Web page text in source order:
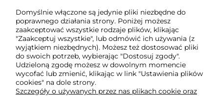
O nas
Obsługa klienta
Pomoc
Domyślnie włączone są jedynie pliki niezbędne do
poprawnego działania strony. Poniżej możesz
zaakceptować wszystkie rodzaje plików, klikając
"Zaakceptuj wszystkie", lub odmówić ich używania (z
wyjątkiem niezbędnych). Możesz też dostosować pliki
do swoich potrzeb, wybierając "Dostosuj zgody".
Udzieloną zgodę możesz w dowolnym momencie
wycofać lub zmienić, klikając w link "Ustawienia plików
cookies" na dole strony.
Szczegóły o używanych przez nas plikach cookie oraz